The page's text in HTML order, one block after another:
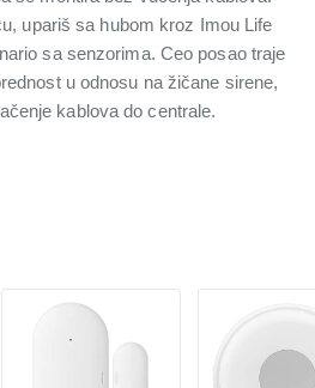
upariš sa hubom kroz Imou Life
sa senzorima. Ceo posao traje
u odnosu na žičane sirene,
kablova do centrale.